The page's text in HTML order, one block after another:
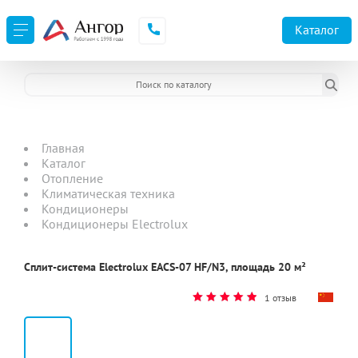
Каталог
Главная
Каталог
Отопление
Климатическая техника
Кондиционеры
Кондиционеры Electrolux
Сплит-система Electrolux EACS-07 HF/N3, площадь 20 м²
1 отзыв